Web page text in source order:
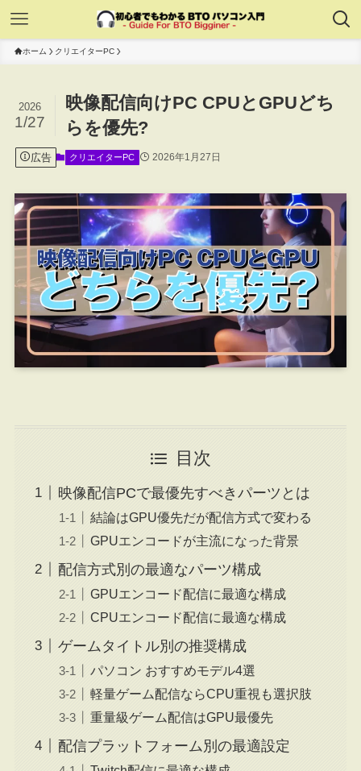
ホーム クリエイターPC
映像配信向けPC CPUとGPUどち
らを優先?
2026
1/27
広告 クリエイターPC 2026年1月27日
目次
映像配信PCで最優先すべきパーツとは
結論はGPU優先だが配信方式で変わる
GPUエンコードが主流になった背景
配信方式別の最適なパーツ構成
GPUエンコード配信に最適な構成
CPUエンコード配信に最適な構成
ゲームタイトル別の推奨構成
パソコン おすすめモデル4選
軽量ゲーム配信ならCPU重視も選択肢
重量級ゲーム配信はGPU最優先
配信プラットフォーム別の最適設定